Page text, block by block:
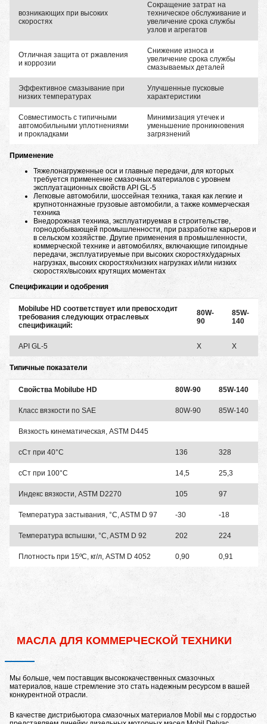
возникающих при высоких
скоростях
Сокращение затрат на
техническое обслуживание и
увеличение срока службы
узлов и агрегатов
Отличная защита от ржавления
и коррозии
Снижение износа и
увеличение срока службы
смазываемых деталей
Эффективное смазывание при
низких температурах
Улучшенные пусковые
характеристики
Совместимость с типичными
автомобильными уплотнениями
и прокладками
Минимизация утечек и
уменьшение проникновения
загрязнений
Применение
Тяжелонагруженные оси и главные передачи, для которых
требуется применение смазочных материалов с уровнем
эксплуатационных свойств API GL-5
Легковые автомобили, шоссейная техника, такая как легкие и
крупнотоннажные грузовые автомобили, а также коммерческая
техника
Внедорожная техника, эксплуатируемая в строительстве,
горнодобывающей промышленности, при разработке карьеров и
в сельском хозяйстве. Другие применения в промышленности,
коммерческой технике и автомобилях, включающие гипоидные
передачи, эксплуатируемые при высоких скоростях/ударных
нагрузках, высоких скоростях/низких нагрузках и/или низких
скоростях/высоких крутящих моментах
Спецификации и одобрения
Mobilube HD соответствует или превосходит
требования следующих отраслевых
спецификаций:
80W-
90
85W-
140
API GL-5 X X
Типичные показатели
Свойства Mobilube HD 80W-90 85W-140
Класс вязкости по SAE 80W-90 85W-140
Вязкость кинематическая, ASTM D445
сСт при 40°C 136 328
сСт при 100°C 14,5 25,3
Индекс вязкости, ASTM D2270 105 97
Температура застывания, °C, ASTM D 97 -30 -18
Температура вспышки, °C, ASTM D 92 202 224
Плотность при 15ºС, кг/л, ASTM D 4052 0,90 0,91
МАСЛА ДЛЯ КОММЕРЧЕСКОЙ ТЕХНИКИ
Мы больше, чем поставщик высококачественных смазочных
материалов, наше стремление это стать надежным ресурсом в вашей
конкурентной отрасли.
В качестве дистрибьютора смазочных материалов Mobil мы с гордостью